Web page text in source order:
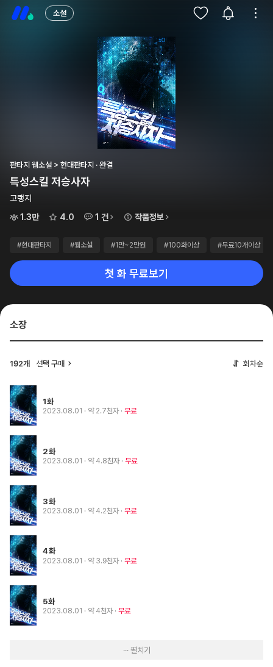
소설
판타지 웹소설 > 현대판타지 · 완결
특성스킬 저승사자
고랭지
1.3만
4.0 1 건 작품정보
#현대판타지 #웹소설 #1만~2만원 #100화이상 #무료10개이상
첫 화 무료보기
소장
192개 선택 구매 회차순
1화
2023.08.01 · 약 2.7천자 무료
2화
2023.08.01 · 약 4.8천자 무료
3화
2023.08.01 · 약 4.2천자 무료
4화
2023.08.01 · 약 3.9천자 무료
5화
2023.08.01 · 약 4천자 무료
··· 펼치기